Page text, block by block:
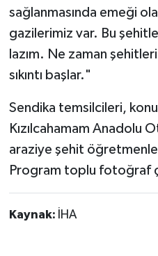
sağlanmasında emeği
gazilerimiz var. Bu
lazım. Ne zaman
sıkıntı başlar."
Sendika temsilcileri,
Kızılcahamam Anadolu
araziye şehit
Program toplu fotoğraf
Kaynak: İHA